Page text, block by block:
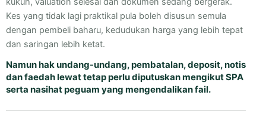
Kes yang tidak lagi praktikal pula boleh disusun semula
dengan pembeli baharu, kedudukan harga yang lebih tepat
dan saringan lebih ketat.
Namun hak undang-undang, pembatalan, deposit, notis
dan faedah lewat tetap perlu diputuskan mengikut SPA
serta nasihat peguam yang mengendalikan fail.